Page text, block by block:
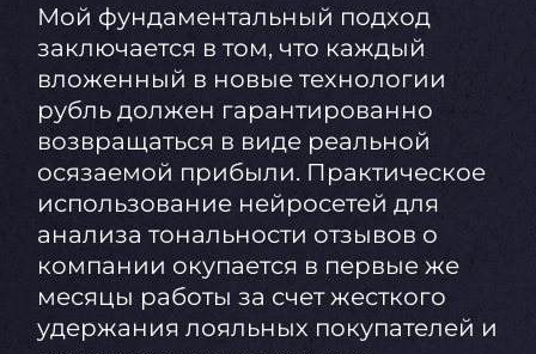
Мой фундаментальный подход
заключается в том, что каждый
вложенный в новые технологии
рубль должен гарантированно
возвращаться в виде реальной
осязаемой прибыли. Практическое
использование нейросетей для
анализа тональности отзывов о
компании окупается в первые же
месяцы работы за счет жесткого
удержания лояльных покупателей и